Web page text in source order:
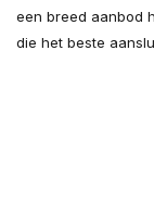
een breed aanbod
die het beste